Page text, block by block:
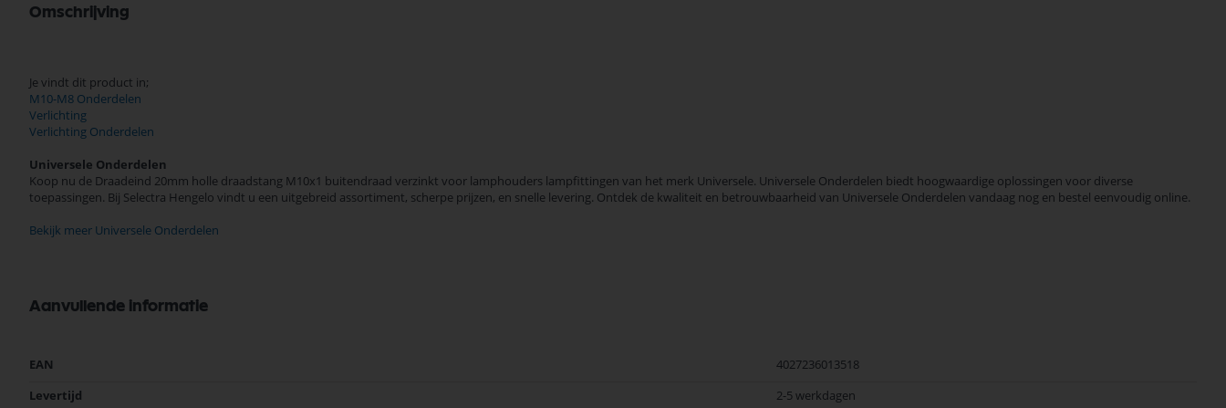
Omschrijving
Je vindt dit product in;
M10-M8 Onderdelen
Verlichting
Verlichting Onderdelen
Universele Onderdelen
Koop nu de Draadeind 20mm holle draadstang M10x1 buitendraad verzinkt voor lamphouders lampfittingen van het merk Universele. Universele Onderdelen biedt hoogwaardige oplossingen voor diverse
toepassingen. Bij Selectra Hengelo vindt u een uitgebreid assortiment, scherpe prijzen, en snelle levering. Ontdek de kwaliteit en betrouwbaarheid van Universele Onderdelen vandaag nog en bestel eenvoudig online.
Bekijk meer Universele Onderdelen
Aanvullende informatie
Meer
EAN
4027236013518
Levertijd
2-5 werkdagen